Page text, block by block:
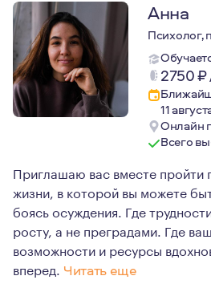
Анна
Психолог,
2750₽
11
Онлайн
Всего
Приглашаю вас вместе пройти
жизни, в которой вы можете
боясь осуждения. Где
росту, а не преградами. Где
возможности и ресурсы
вперед. Читать еще